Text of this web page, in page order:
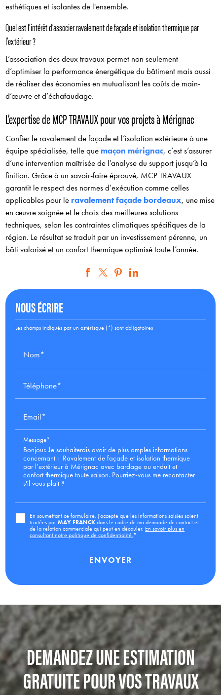
esthétiques et isolantes de l'ensemble.
Quel est l’intérêt d’associer ravalement de façade et isolation thermique par
l’extérieur ?
L’association des deux travaux permet non seulement
d’optimiser la performance énergétique du bâtiment mais aussi
de réaliser des économies en mutualisant les coûts de main-
d’œuvre et d’échafaudage.
L’expertise de MCP TRAVAUX pour vos projets à Mérignac
Confier le ravalement de façade et l’isolation extérieure à une
équipe spécialisée, telle que maçon mérignac, c’est s’assurer
d’une intervention maîtrisée de l’analyse du support jusqu’à la
finition. Grâce à un savoir-faire éprouvé, MCP TRAVAUX
garantit le respect des normes d’exécution comme celles
applicables pour le ravalement façade bordeaux, une mise
en œuvre soignée et le choix des meilleures solutions
techniques, selon les contraintes climatiques spécifiques de la
région. Le résultat se traduit par un investissement pérenne, un
bâti valorisé et un confort thermique optimisé toute l’année.
NOUS ÉCRIRE
Les champs indiqués par un astérisque (*) sont obligatoires
Nom*
Téléphone*
Email*
Message*
En soumettant ce formulaire, j'accepte que les informations saisies soient
traitées parMAY FRANCKdans le cadre de ma demande de contact et
de la relation commerciale qui peut en découler. En savoir plus en
consultant notre politique de confidentialité.*
DEMANDEZ UNE ESTIMATION
GRATUITE POUR VOS TRAVAUX